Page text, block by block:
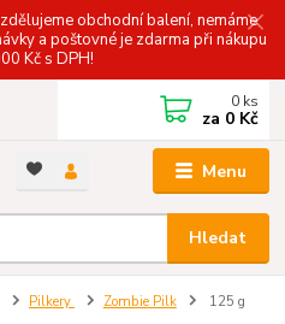
obchodní balení, nemáme
a poštovné je zdarma při nákupu
Kč s DPH!
Menu
Hledat
0 ks
za 0 Kč
Pilkery Zombie Pilk 125 g